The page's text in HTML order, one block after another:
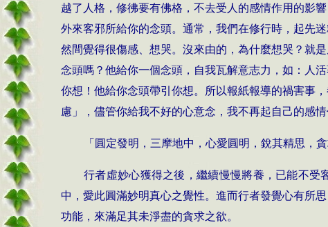
越了人格，修彿要有佛格，不去受人的感情作用的影
外來客邪所給你的念頭。通常，我們在修行時，起先
然間覺得很傷感、想哭。沒來由的，為什麼想哭？就
念頭嗎？他給你一個念頭，自我瓦解意志力，如：人
你想！他給你念頭帶引你想。所以報紙報導的禍害事
慮」，儘管你給我不好的心意念，我不再起自己的感情
「圓定發明，三摩地中，心愛圓明，銳其精思
行者虛妙心獲得之後，繼續慢慢將養，已能不
中，愛此圓滿妙明真心之覺性。進而行者發覺心有所
功能，來滿足其未淨盡的貪求之欲。